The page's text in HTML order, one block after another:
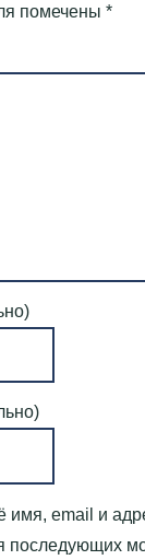
помечены *
имя, email и
последующих